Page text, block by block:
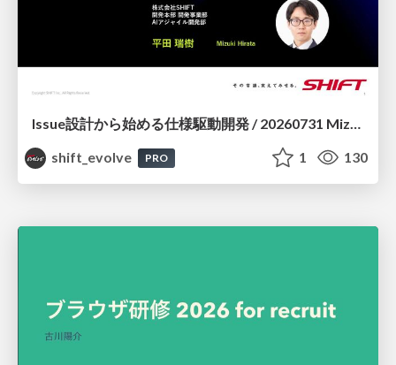
shift_evolve
PRO 1 130